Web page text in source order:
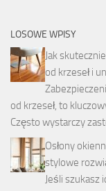
LOSOWE WPISY
Jak
od krzeseł i
od krzeseł, to
Często wystarczy
Osłony
stylowe
Jeśli szukasz